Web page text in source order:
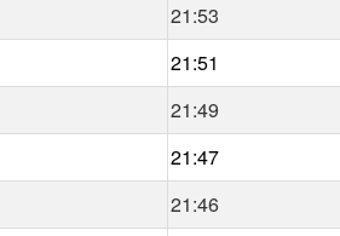
21:53
21:51
21:49
21:47
21:46